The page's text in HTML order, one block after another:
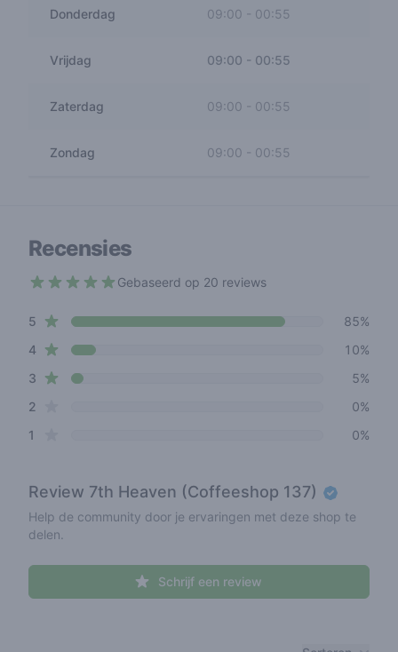
Donderdag 09:00 00:55
Vrijdag 09:00 - 00:55
Zaterdag 09:00 00:55
Zondag 09:00 - 00:55
Recensies
Gebaseerd op 20 reviews
Review data
5 star reviews
85%
4star reviews
10%
3 star reviews
5%
2
0%
1
0%
Review 7th Heaven (Coffeeshop 137)
Help de community door je ervaringen met deze shop te
delen.
Schrijf een review